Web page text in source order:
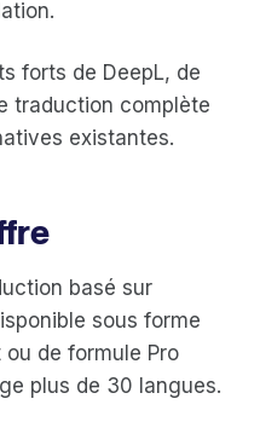
forts de DeepL, de
traduction complète
existantes.
basé sur
sous forme
de formule Pro
plus de 30 langues.